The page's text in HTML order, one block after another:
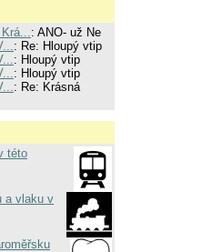
: ANO- už Ne
: Re: Hloupý vtip
: Hloupý vtip
: Hloupý vtip
: Re: Krásná
této
a vlaku v